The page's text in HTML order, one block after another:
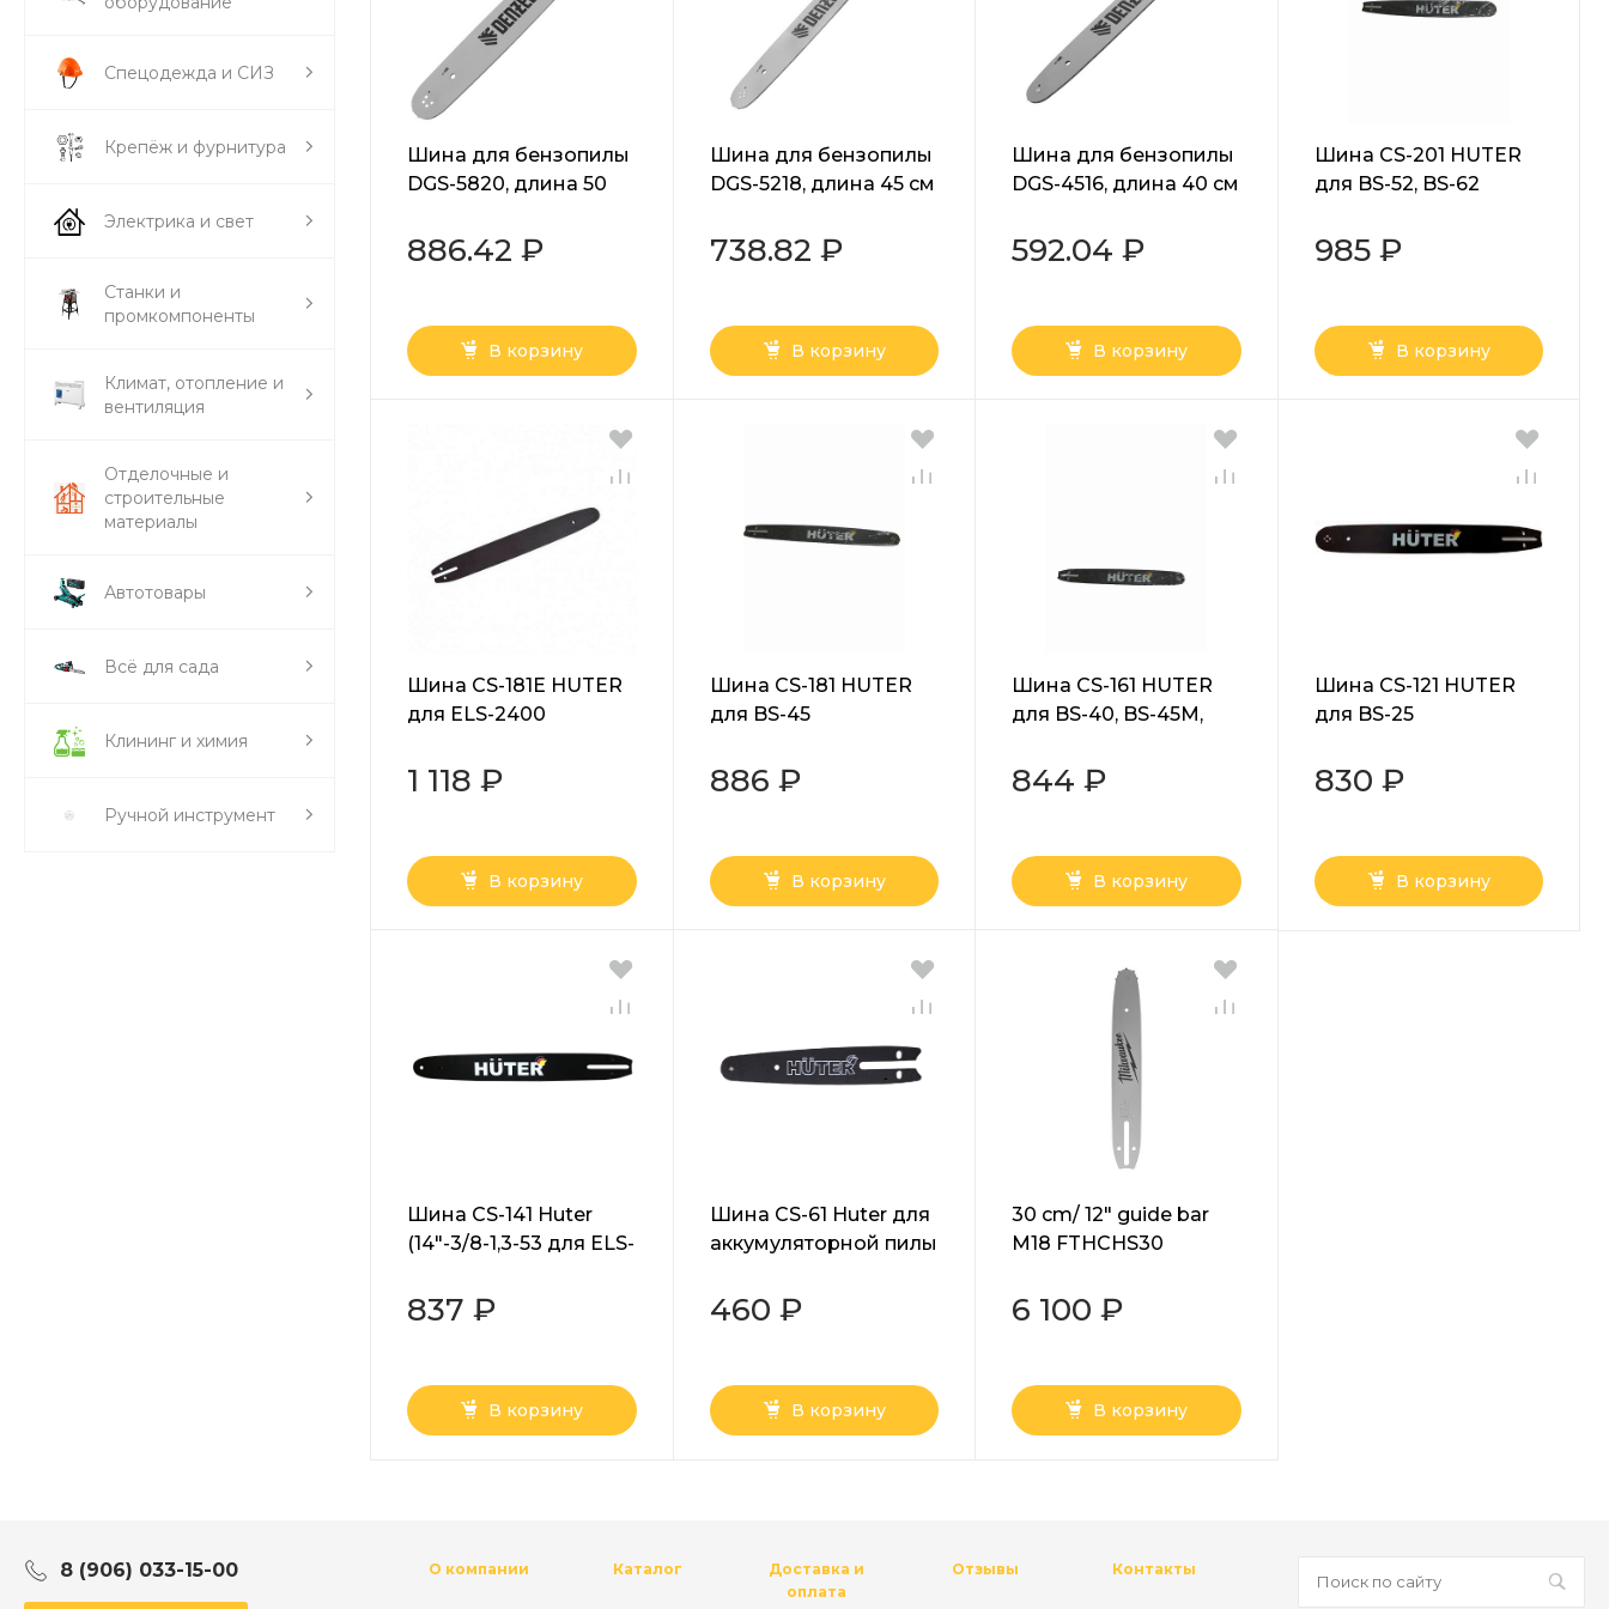
Спецодежда и СИЗ
Крепёж и фурнитура
Электрика и свет
Станки и
промкомпоненты
Климат, отопление и
вентиляция
Отделочные и
строительные
материалы
Автотовары
Всё для сада
Клининг и химия
Ручной инструмент
Шина для бензопилы
DGS-5820, длина 50
1.5 мм, 76 звеньев
886.42 ₽
В корзину
Шина для бензопилы
DGS-5218, длина 45 см
мм, 72 звена Denzel
738.82 ₽
В корзину
Шина для бензопилы
DGS-4516, длина 40 см
мм, 57 звеньев Denzel
592.04 ₽
В корзину
Шина CS-201 HUTER
для BS-52, BS-62
985 ₽
В корзину
Шина CS-181E HUTER
для ELS-2400
1 118 ₽
В корзину
Шина CS-181 HUTER
для BS-45
886 ₽
В корзину
Шина CS-161 HUTER
для BS-40, BS-45M,
844 ₽
В корзину
Шина CS-121 HUTER
для BS-25
830 ₽
В корзину
Шина CS-141 Huter
(14"-3/8-1,3-53 для ELS-
837 ₽
В корзину
Шина CS-61 Huter для
аккумуляторной пилы
460 ₽
В корзину
30 cm/ 12" guide bar
M18 FTHCHS30
6 100 ₽
В корзину
8 (906) 033-15-00 О компании Каталог
Доставка и
оплата
Отзывы Контакты